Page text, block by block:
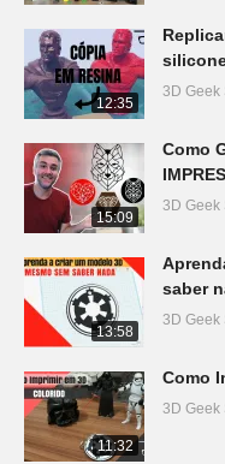
12:35
3D Geek
15:09
Como
3D Geek
13:58
saber
3D Geek
11:32
Como
3D Geek